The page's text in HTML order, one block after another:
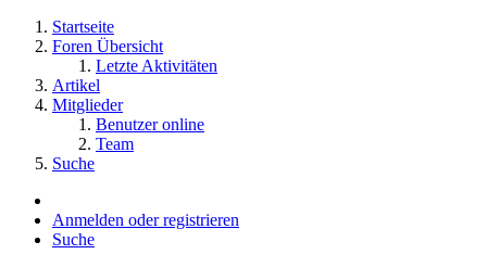
Startseite
Foren Übersicht
Letzte Aktivitäten
Artikel
Mitglieder
Benutzer online
Team
Suche
Anmelden oder registrieren
Suche